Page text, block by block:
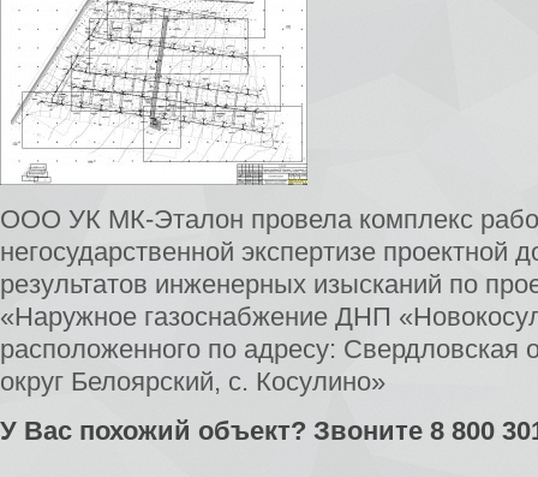
ООО УК МК-Эталон провела комплекс
негосударственной экспертизе проектной
результатов инженерных изысканий по
«Наружное газоснабжение ДНП
расположенного по адресу: Свердловская
округ Белоярский, с. Косулино»
У Вас похожий объект? Звоните 8 800